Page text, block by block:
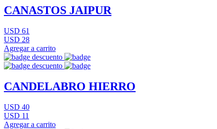
CANASTOS JAIPUR
USD 61
USD 28
Agregar a carrito
CANDELABRO HIERRO
USD 40
USD 11
Agregar a carrito